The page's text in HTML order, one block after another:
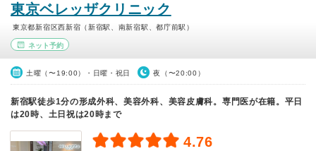
東京ベレッザクリニック
東京都新宿区西新宿（新宿駅、南新宿駅、都庁前駅）
ネット予約
土曜（〜19:00）・日曜・祝日 夜（〜20:00）
新宿駅徒歩1分の形成外科、美容外科、美容皮膚科。専門医が在籍。平日
は20時、土日祝は20時まで
4.76